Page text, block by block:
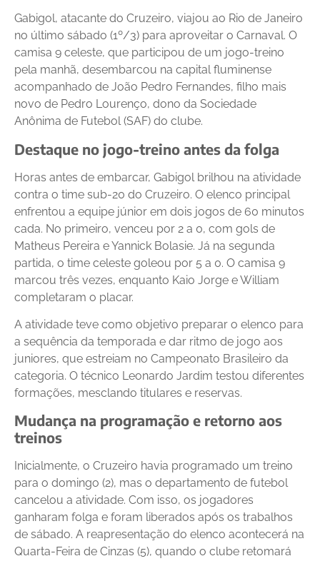
Gabigol, atacante do Cruzeiro, viajou ao Rio de Janeiro
no último sábado (1º/3) para aproveitar o Carnaval. O
camisa 9 celeste, que participou de um jogo-treino
pela manhã, desembarcou na capital fluminense
acompanhado de João Pedro Fernandes, filho mais
novo de Pedro Lourenço, dono da Sociedade
Anônima de Futebol (SAF) do clube.
Destaque no jogo-treino antes da folga
Horas antes de embarcar, Gabigol brilhou na atividade
contra o time sub-20 do Cruzeiro. O elenco principal
enfrentou a equipe júnior em dois jogos de 60 minutos
cada. No primeiro, venceu por 2 a 0, com gols de
Matheus Pereira e Yannick Bolasie. Já na segunda
partida, o time celeste goleou por 5 a 0. O camisa 9
marcou três vezes, enquanto Kaio Jorge e William
completaram o placar.
A atividade teve como objetivo preparar o elenco para
a sequência da temporada e dar ritmo de jogo aos
juniores, que estreiam no Campeonato Brasileiro da
categoria. O técnico Leonardo Jardim testou diferentes
formações, mesclando titulares e reservas.
Mudança na programação e retorno aos
treinos
Inicialmente, o Cruzeiro havia programado um treino
para o domingo (2), mas o departamento de futebol
cancelou a atividade. Com isso, os jogadores
ganharam folga e foram liberados após os trabalhos
de sábado. A reapresentação do elenco acontecerá na
Quarta-Feira de Cinzas (5), quando o clube retomará